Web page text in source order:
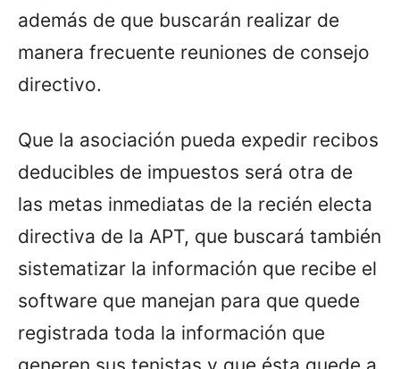
además de que buscarán realizar de
manera frecuente reuniones de consejo
directivo.
Que la asociación pueda expedir recibos
deducibles de impuestos será otra de
las metas inmediatas de la recién electa
directiva de la APT, que buscará también
sistematizar la información que recibe el
software que manejan para que quede
registrada toda la información que